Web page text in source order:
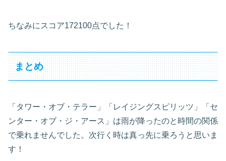
ちなみにスコア172100点でした！
まとめ
「タワー・オブ・テラー」「レイジングスピリッツ」「セ
ンター・オブ・ジ・アース」は雨が降ったのと時間の関係
で乗れませんでした。次行く時は真っ先に乗ろうと思いま
す！